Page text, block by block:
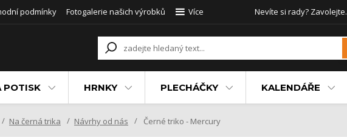
podmínky Fotogalerie našich výrobků Více Nevíte si rady? Zavolejte.
POTISK HRNKY PLECHÁČKY KALENDÁŘE
Na černá trika Návrhy od nás Černé triko - Mercury